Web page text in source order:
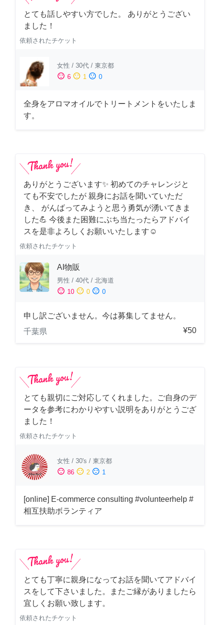
とても話しやすい方でした。 ありがとうござい
ました！
依頼されたチケット
女性 / 30代 / 東京都
sentiment_satisfied 6 sentiment_neutral 1 sentiment_dissatisfied 0
全身をアロマオイルでトリートメントをいたしま
す。
ありがとうございます✨ 初めてのチャレンジと
ても不安でしたが 親身にお話を聞いていただ
き、 がんばってみようと思う勇気が湧いてきま
した💪 今後また困難にぶち当たったらアドバイ
スを是非よろしくお願いいたします☺️
依頼されたチケット
AI物販
男性 / 40代 / 北海道
sentiment_satisfied 10 sentiment_neutral 0 sentiment_dissatisfied 0
申し訳ございません。今は募集してません。
千葉県
¥50
とても親切にご対応してくれました。ご自身のデ
ータを参考にわかりやすい説明をありがとうござ
ました！
依頼されたチケット
女性 / 30's / 東京都
sentiment_satisfied 86 sentiment_neutral 2 sentiment_dissatisfied 1
[online] E-commerce consulting #volunteerhelp #
相互扶助ボランティア
とても丁寧に親身になってお話を聞いてアドバイ
スをして下さいました。またご縁がありましたら
宜しくお願い致します。
依頼されたチケット